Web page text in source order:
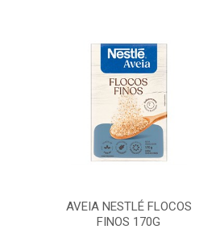
AVEIA NESTLÉ FLOCOS
FINOS 170G